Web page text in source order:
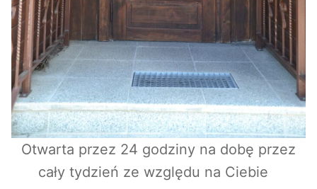
Otwarta przez 24 godziny na dobę przez
cały tydzień ze względu na Ciebie